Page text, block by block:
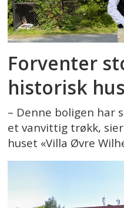
Forventer
historisk hus
– Denne boligen har
et vanvittig trøkk,
huset «Villa Øvre